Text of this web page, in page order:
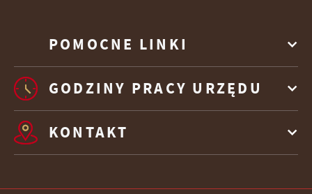
POMOCNE LINKI
GODZINY PRACY URZĘDU
KONTAKT